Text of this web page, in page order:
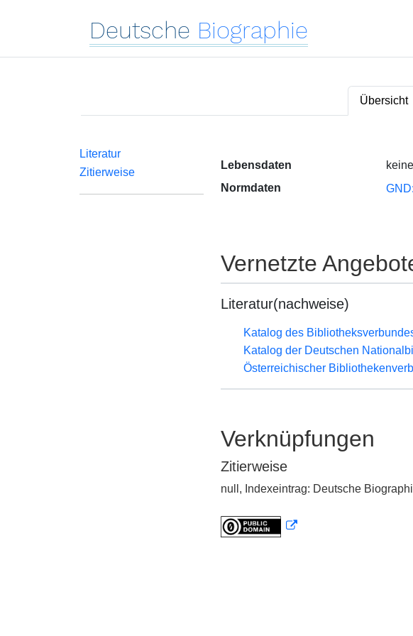
Deutsche Biographie
Übersicht
Literatur
Zitierweise
Lebensdaten
Normdaten
Vernetzte
Literatur(nachweise)
Katalog des
Katalog der Deutschen
Österreichischer
Verknüpfungen
Zitierweise
null, Indexeintrag: Deutsche